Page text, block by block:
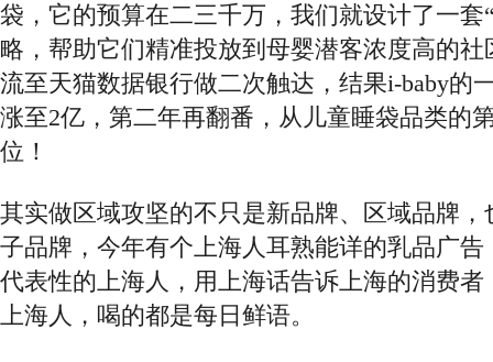
袋，它的预算在二三千万，我们就设计了一套
略，帮助它们精准投放到母婴潜客浓度高的
流至天猫数据银行做二次触达，结果i-baby的
涨至2亿，第二年再翻番，从儿童睡袋品类的
位！
其实做区域攻坚的不只是新品牌、区域品牌，
子品牌，今年有个上海人耳熟能详的乳品广告
代表性的上海人，用上海话告诉上海的消费者
上海人，喝的都是每日鲜语。